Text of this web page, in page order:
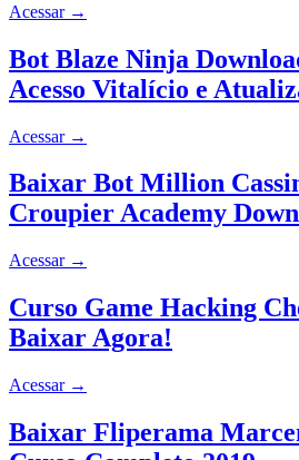
Acessar →
Bot Blaze Ninja
Acesso Vitalício e
Acessar →
Baixar Bot Million
Croupier Academy
Acessar →
Curso Game Hacking
Baixar Agora!
Acessar →
Baixar Fliperama